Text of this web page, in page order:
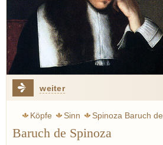
weiter
Köpfe Sinn Spinoza Baruch de
Baruch de Spinoza